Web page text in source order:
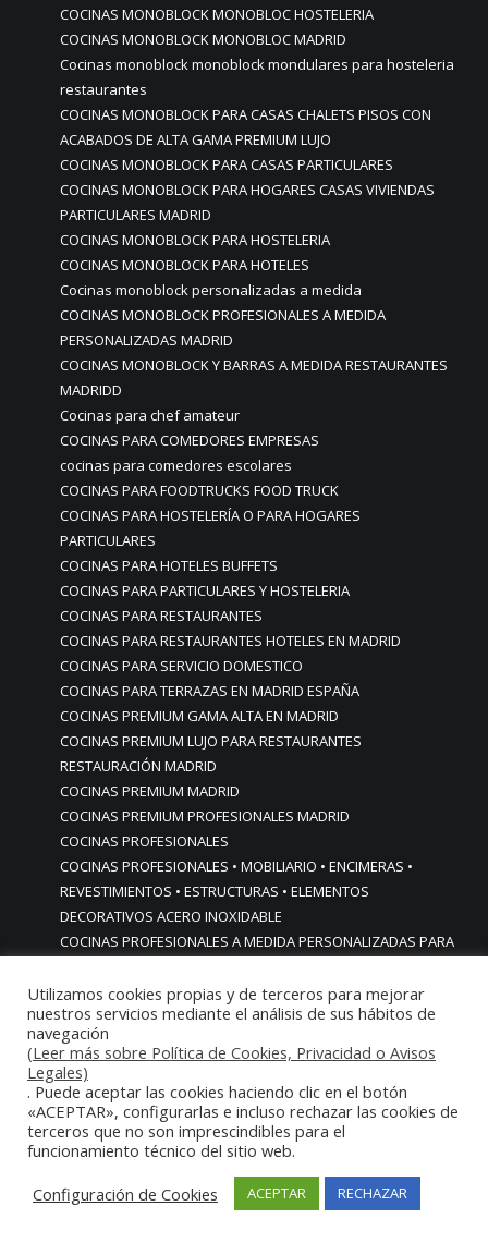
COCINAS MONOBLOCK MONOBLOC HOSTELERIA
COCINAS MONOBLOCK MONOBLOC MADRID
Cocinas monoblock monoblock mondulares para hosteleria
restaurantes
COCINAS MONOBLOCK PARA CASAS CHALETS PISOS CON
ACABADOS DE ALTA GAMA PREMIUM LUJO
COCINAS MONOBLOCK PARA CASAS PARTICULARES
COCINAS MONOBLOCK PARA HOGARES CASAS VIVIENDAS
PARTICULARES MADRID
COCINAS MONOBLOCK PARA HOSTELERIA
COCINAS MONOBLOCK PARA HOTELES
Cocinas monoblock personalizadas a medida
COCINAS MONOBLOCK PROFESIONALES A MEDIDA
PERSONALIZADAS MADRID
COCINAS MONOBLOCK Y BARRAS A MEDIDA RESTAURANTES
MADRIDD
Cocinas para chef amateur
COCINAS PARA COMEDORES EMPRESAS
cocinas para comedores escolares
COCINAS PARA FOODTRUCKS FOOD TRUCK
COCINAS PARA HOSTELERÍA O PARA HOGARES
PARTICULARES
COCINAS PARA HOTELES BUFFETS
COCINAS PARA PARTICULARES Y HOSTELERIA
COCINAS PARA RESTAURANTES
COCINAS PARA RESTAURANTES HOTELES EN MADRID
COCINAS PARA SERVICIO DOMESTICO
COCINAS PARA TERRAZAS EN MADRID ESPAÑA
COCINAS PREMIUM GAMA ALTA EN MADRID
COCINAS PREMIUM LUJO PARA RESTAURANTES
RESTAURACIÓN MADRID
COCINAS PREMIUM MADRID
COCINAS PREMIUM PROFESIONALES MADRID
COCINAS PROFESIONALES
COCINAS PROFESIONALES • MOBILIARIO • ENCIMERAS •
REVESTIMIENTOS • ESTRUCTURAS • ELEMENTOS
DECORATIVOS ACERO INOXIDABLE
COCINAS PROFESIONALES A MEDIDA PERSONALIZADAS PARA
COCINAS PROFESIONALES ACERO INOXIDABLE
COCINAS PROFESIONALES HORECA
COCINAS PROFESIONALES HOSTELERÍA MADRID
Cocinas profesionales industriales monoblock a medida
personalizadas
Cocinas profesionales industriales monoblock a medida
personalizadasCocinas profesionales industriales
cocinas profesionales industriales para casas chalets
particulares urbanizaciones lujo madrid reformas cocinas
Utilizamos cookies propias y de terceros para mejorar
nuestros servicios mediante el análisis de sus hábitos de
navegación
(Leer más sobre Política de Cookies, Privacidad o Avisos
Legales)
. Puede aceptar las cookies haciendo clic en el botón
«ACEPTAR», configurarlas e incluso rechazar las cookies de
terceros que no son imprescindibles para el
funcionamiento técnico del sitio web.
Configuración de Cookies
ACEPTAR RECHAZAR